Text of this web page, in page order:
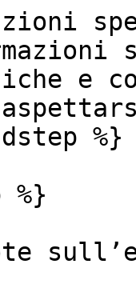
e
%}